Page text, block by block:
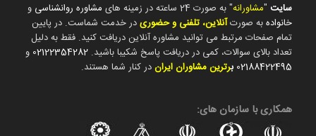
سایت"مشاورانه" به صورت 24 ساعته در زمینه های مشاوره روانشناسی و
خانوادهبه صورتآنلاین، تلفنی و حضوریدر خدمت شماست. در پایین
تمام صفحات مرتبط می توانید مشاوره آنلاین دریافت کنید. فقط به دلیل
تعداد بالای سوالات، کمی در دریافت پاسخ شکیبا باشید. 02122354282 و
02188422495 برترین مشاوران ایراندر کنار شما هستند.
همکاری با سازمان های: